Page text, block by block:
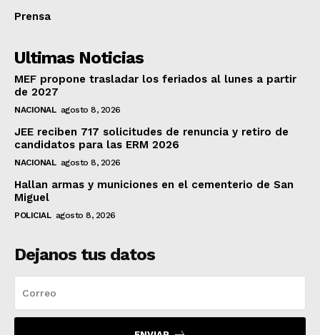
Prensa
Ultimas Noticias
MEF propone trasladar los feriados al lunes a partir
de 2027
NACIONAL agosto 8, 2026
JEE reciben 717 solicitudes de renuncia y retiro de
candidatos para las ERM 2026
NACIONAL agosto 8, 2026
Hallan armas y municiones en el cementerio de San
Miguel
POLICIAL agosto 8, 2026
Dejanos tus datos